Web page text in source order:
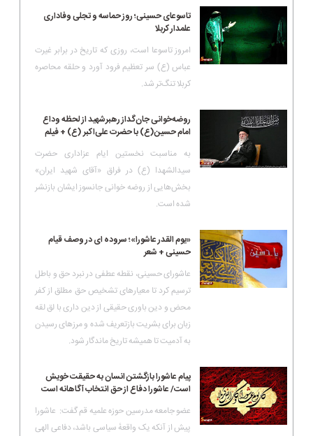
تاسوعای حسینی؛ روز حماسه و تجلی وفاداری
علمدار کربلا
امروز تاسوعا است، روزی که تاریخ در برابر غیرت
عباس (ع) سر تعظیم فرود آورد و حلقه محاصره
کربلا تنگ‌تر شد.
روضه‌خوانی جان‌گداز رهبرشهید از لحظه وداع
امام حسین(ع) با حضرت علی‌اکبر (ع) + فیلم
به مناسبت نخستین ایام عزاداری حضرت
سیدالشهدا (ع) در فراق «آقای شهید ایران»
بخش‌هایی از روضه خوانی جانسوز ایشان بازنشر
شده است.
«یوم القدر عاشورا»؛ سروده ای در وصف قیام
حسینی + شعر
عاشورای حسینی، نقطه عطفی در نبرد حق و باطل
ترسیم کرد تا معیارهای تشخیص حق مطلق از کفر
محض و دین باوری حقیقی از دین داری با لق لقه
زبان برای بشریت بازتعریف شده و مرزهای رسیدن
به آدمیت تا همیشه تاریخ ماندگار شود.
پیام عاشورا بازگشتن انسان به حقیقت خویش
است/ عاشورا دفاع از حق انتخاب آگاهانه است
عضو جامعه مدرسین حوزه علمیه قم گفت: عاشورا
پیش از آنکه یک واقعهٔ سیاسی باشد، دفاعی الهی